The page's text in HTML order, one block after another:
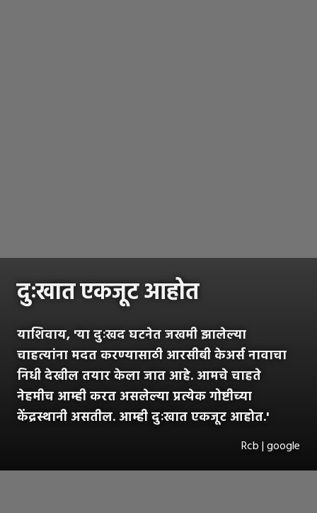
दुःखात एकजूट आहोत
याशिवाय, 'या दुःखद घटनेत जखमी झालेल्या
चाहत्यांना मदत करण्यासाठी आरसीबी केअर्स नावाचा
निधी देखील तयार केला जात आहे. आमचे चाहते
नेहमीच आम्ही करत असलेल्या प्रत्येक गोष्टीच्या
केंद्रस्थानी असतील. आम्ही दुःखात एकजूट आहोत.'
Rcb | google